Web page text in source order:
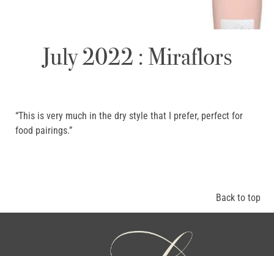
July 2022 : Miraflors
“This is very much in the dry style that I prefer, perfect for
food pairings.”
Back to top